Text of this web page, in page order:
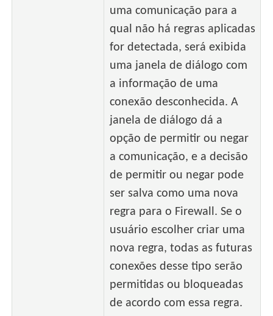
uma comunicação para a
qual não há regras aplicadas
for detectada, será exibida
uma janela de diálogo com
a informação de uma
conexão desconhecida. A
janela de diálogo dá a
opção de permitir ou negar
a comunicação, e a decisão
de permitir ou negar pode
ser salva como uma nova
regra para o Firewall. Se o
usuário escolher criar uma
nova regra, todas as futuras
conexões desse tipo serão
permitidas ou bloqueadas
de acordo com essa regra.